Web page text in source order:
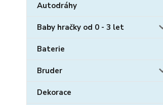
Autodráhy
Baby hračky od 0 - 3 let
Baterie
Bruder
Dekorace